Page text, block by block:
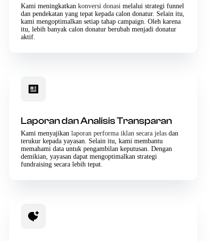
Kami meningkatkan konversi donasi melalui strategi funnel
dan pendekatan yang tepat kepada calon donatur. Selain itu,
kami mengoptimalkan setiap tahap campaign. Oleh karena
itu, lebih banyak calon donatur berubah menjadi donatur
aktif.
Laporan dan Analisis Transparan
Kami menyajikan laporan performa iklan secara jelas dan
terukur kepada yayasan. Selain itu, kami membantu
memahami data untuk pengambilan keputusan. Dengan
demikian, yayasan dapat mengoptimalkan strategi
fundraising secara lebih tepat.